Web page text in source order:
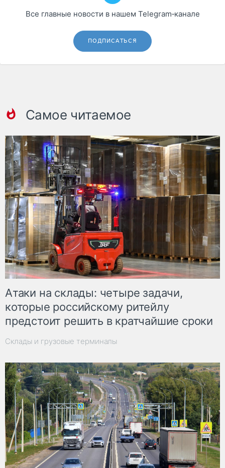
Все главные новости в нашем Telegram‑канале
ПОДПИСАТЬСЯ
Самое читаемое
Атаки на склады: четыре задачи,
которые российскому ритейлу
предстоит решить в кратчайшие сроки
Склады и грузовые терминалы